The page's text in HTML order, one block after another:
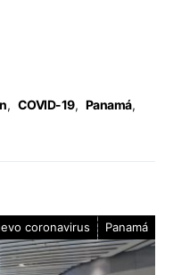
, COVID-19, Panamá,
coronavirus Panamá